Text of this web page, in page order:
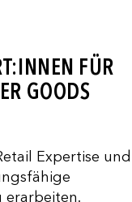
FÜR
GOODS
Expertise und
erarbeiten.